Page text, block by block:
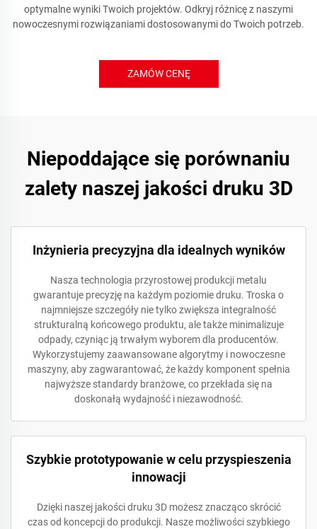
optymalne wyniki Twoich projektów. Odkryj różnicę z naszymi
nowoczesnymi rozwiązaniami dostosowanymi do Twoich potrzeb.
ZAMÓW CENĘ
Niepoddające się porównaniu
zalety naszej jakości druku 3D
Inżynieria precyzyjna dla idealnych wyników
Nasza technologia przyrostowej produkcji metalu
gwarantuje precyzję na każdym poziomie druku. Troska o
najmniejsze szczegóły nie tylko zwiększa integralność
strukturalną końcowego produktu, ale także minimalizuje
odpady, czyniąc ją trwałym wyborem dla producentów.
Wykorzystujemy zaawansowane algorytmy i nowoczesne
maszyny, aby zagwarantować, że każdy komponent spełnia
najwyższe standardy branżowe, co przekłada się na
doskonałą wydajność i niezawodność.
Szybkie prototypowanie w celu przyspieszenia
innowacji
Dzięki naszej jakości druku 3D możesz znacząco skrócić
czas od koncepcji do produkcji. Nasze możliwości szybkiego